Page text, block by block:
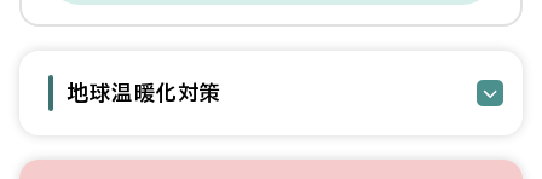
地球温暖化対策